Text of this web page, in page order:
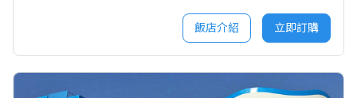
約在西元1700年左右（清乾隆間），是屬於三落大厝，外型優
美，以石牆基、磚牆、木屋架、木樑、屋頂屬閩南瓦、木門
窗、直櫺石窗等建材構成。 這棟古厝令人感覺明亮而完整，房
間有衛浴，可使遊客有完整而隱密的使用空間。另有廚房、前
後庭院、通廊等自成一格，寬敞的空間可以使遊客感到舒適而
飯店介紹 立即訂購